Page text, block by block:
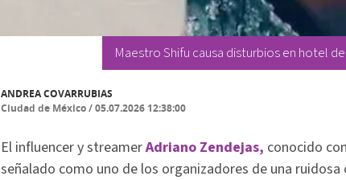
Maestro Shifu causa disturbios en hotel
ANDREA COVARRUBIAS
Ciudad de México/05.07.2026 12:38:00
El influencer y streamerAdriano Zendejas, conocido
señalado como uno de los organizadores de una ruidosa